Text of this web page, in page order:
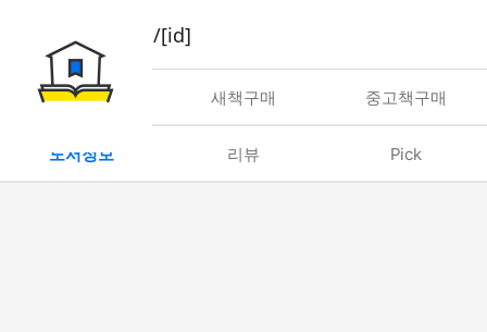
book/rent/[id]
대여 새책구매 중고책구매
도서정보 리뷰 Pick